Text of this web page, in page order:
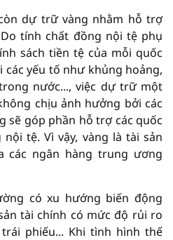
dự trữ vàng nhằm hỗ trợ
tính chất đồng nội tệ phụ
sách tiền tệ của mỗi quốc
các yếu tố như khủng hoảng,
nước..., việc dự trữ một
chịu ảnh hưởng bởi các
sẽ góp phần hỗ trợ các quốc
tệ. Vì vậy, vàng là tài sản
các ngân hàng trung ương
có xu hướng biến động
tài chính có mức độ rủi ro
phiếu... Khi tình hình thế